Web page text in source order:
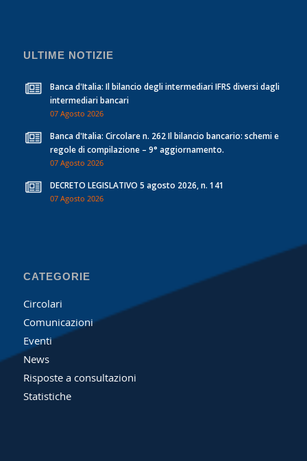
ULTIME NOTIZIE
Banca d'Italia: Il bilancio degli intermediari IFRS diversi dagli
intermediari bancari
07 Agosto 2026
Banca d'Italia: Circolare n. 262 Il bilancio bancario: schemi e
regole di compilazione – 9° aggiornamento.
07 Agosto 2026
DECRETO LEGISLATIVO 5 agosto 2026, n. 141
07 Agosto 2026
CATEGORIE
Circolari
Comunicazioni
Eventi
News
Risposte a consultazioni
Statistiche